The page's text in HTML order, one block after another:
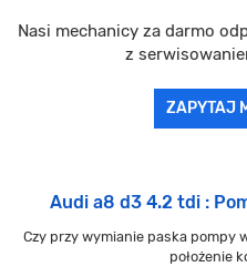
Nasi mechanicy za darmo
z
ZAPYTAJ
Audi a8 d3 4.2 tdi :
Czy przy wymianie paska pompy
położenie